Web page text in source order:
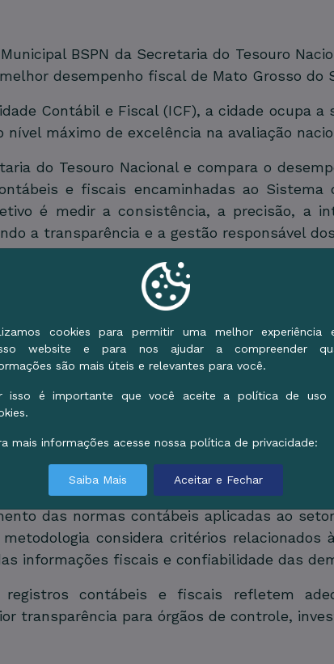
BSPN da Secretaria do Tesouro
desempenho fiscal de Mato Grosso do
Contábil e Fiscal (ICF), a cidade ocupa
máximo de excelência na avaliação
do Tesouro Nacional e compara o
e fiscais encaminhadas ao Sistema
é medir a consistência, a precisão, a
a transparência e a gestão responsável
município atende aos padrões técnicos
fiscais, reforçando a credibilidade das
nove municípios receberam nota A na
prestação de informações fiscais e
lidera com 188,84 pontos, seguido por
188,67, e Nova Andradina, com 188,25.
do Setor Público Nacional, é baseado
das normas contábeis aplicadas ao
considera critérios relacionados
informações fiscais e confiabilidade das
contábeis e fiscais refletem
transparência para órgãos de controle,
cookies para permitir uma melhor experiência
website e para nos ajudar a compreender
são mais úteis e relevantes para você.
isso é importante que você aceite a política de uso
mais informações acesse nossa política de privacidade:
Saiba Mais Aceitar e Fechar